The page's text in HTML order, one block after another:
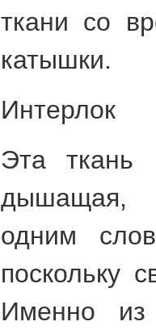
ткани со
катышки.
Интерлок
Эта ткань
дышащая,
одним
поскольку
Именно